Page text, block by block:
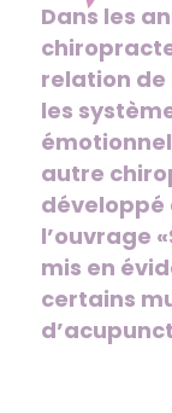
Dans les
relation de
les
autre
développé
l’ouvrage
mis en
certains